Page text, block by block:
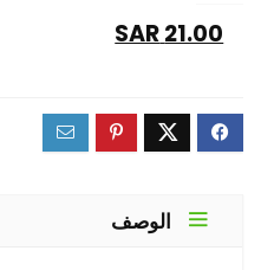
21.00 SAR
الوصف